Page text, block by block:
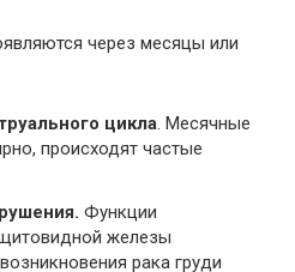
через месяцы или
цикла. Месячные
происходят частые
Функции
железы
рака груди